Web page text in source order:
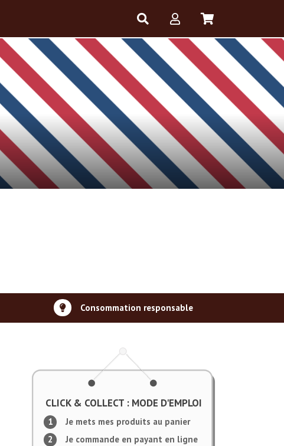
Consommation responsable
CLICK & COLLECT : MODE D'EMPLOI
Je mets mes produits au panier
Je commande en payant en ligne